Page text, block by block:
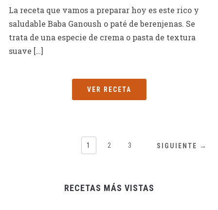
La receta que vamos a preparar hoy es este rico y
saludable Baba Ganoush o paté de berenjenas. Se
trata de una especie de crema o pasta de textura
suave […]
VER RECETA
1 2 3 SIGUIENTE →
RECETAS MÁS VISTAS